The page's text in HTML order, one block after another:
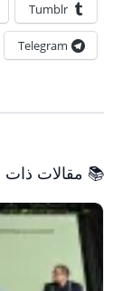
Tumblr
Telegram
📚 مقالات ذات